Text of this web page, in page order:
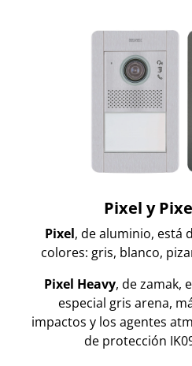
Pixel y
Pixel, de aluminio, está
colores: gris, blanco,
Pixel Heavy, de zamak,
especial gris arena,
impactos y los agentes
de protección